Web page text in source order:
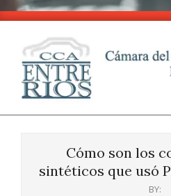
Skip
content
CCA
Ríos
Cómo son los
sintéticos que usó
BY: